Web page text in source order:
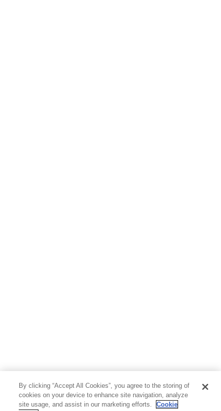
By clicking “Accept All Cookies”, you agree to the storing of
cookies on your device to enhance site navigation, analyze
site usage, and assist in our marketing efforts.
Cookie